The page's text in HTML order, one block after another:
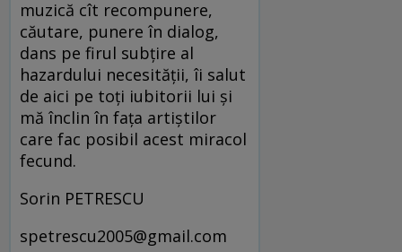
muzică cît recompunere,
căutare, punere în dialog,
dans pe firul subţire al
hazardului necesităţii, îi salut
de aici pe toţi iubitorii lui şi
mă înclin în faţa artiştilor
care fac posibil acest miracol
fecund.
Sorin PETRESCU
spetrescu2005@gmail.com